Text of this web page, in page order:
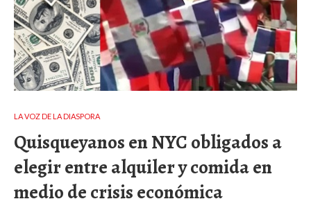
LA VOZ DE LA DIASPORA
Quisqueyanos en NYC obligados a
elegir entre alquiler y comida en
medio de crisis económica